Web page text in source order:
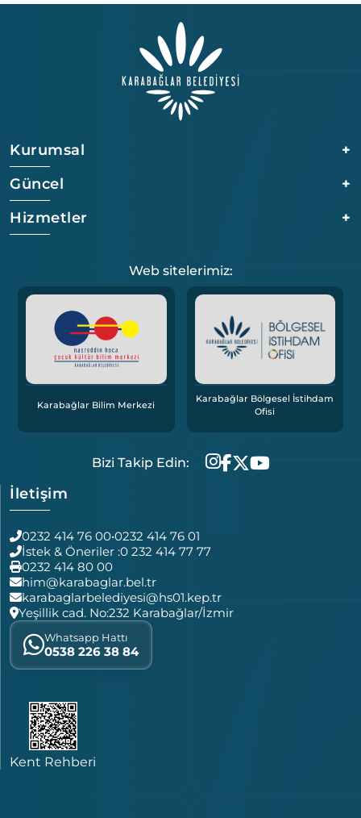
Kurumsal
+
Güncel
+
Hizmetler
+
Web sitelerimiz:
Karabağlar Bilim Merkezi
Karabağlar Bölgesel İstihdam
Ofisi
Bizi Takip Edin:
İletişim
0232 414 76 00•0232 414 76 01
İstek & Öneriler :0 232 414 77 77
0232 414 80 00
him@karabaglar.bel.tr
karabaglarbelediyesi@hs01.kep.tr
Yeşillik cad. No:232 Karabağlar/İzmir
Whatsapp Hattı
0538 226 38 84
Kent Rehberi